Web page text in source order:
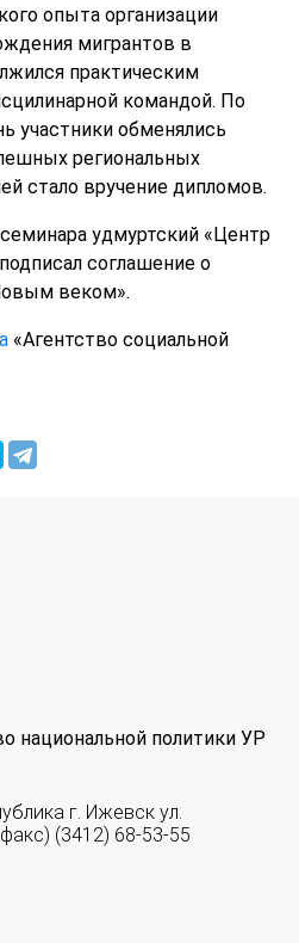
опыта организации
мигрантов в
практическим
командой. По
участники обменялись
региональных
стало вручение дипломов.
удмуртский «Центр
соглашение о
веком».
«Агентство социальной
национальной политики УР
г. Ижевск ул.
(3412) 68-53-55